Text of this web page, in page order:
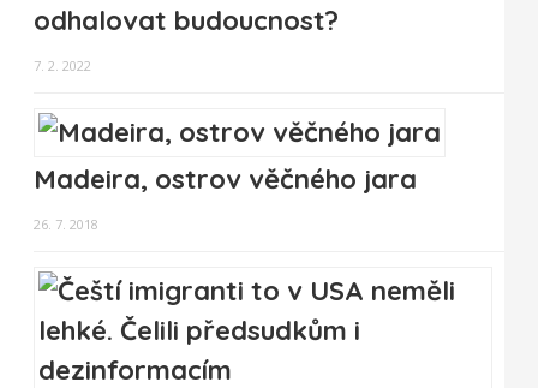
odhalovat budoucnost?
7. 2. 2022
Madeira, ostrov věčného jara
26. 7. 2018